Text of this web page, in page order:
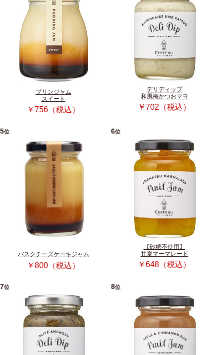
プリンジャム
スイート
￥756（税込）
デリディップ
和風梅かつおマヨ
￥702（税込）
5位
バスクチーズケーキジャム
￥800（税込）
6位
【砂糖不使用】
甘夏マーマレード
￥648（税込）
7位 8位